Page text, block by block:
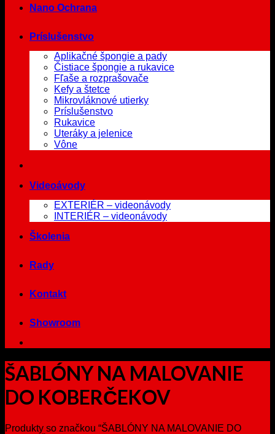
Nano Ochrana
Príslušenstvo
Aplikačné špongie a pady
Čistiace špongie a rukavice
Fľaše a rozprašovače
Kefy a štetce
Mikrovláknové utierky
Príslušenstvo
Rukavice
Uteráky a jelenice
Vône
Videoávody
EXTERIÉR – videonávody
INTERIÉR – videonávody
Školenia
Rady
Kontakt
Showroom
ŠABLÓNY NA MALOVANIE
DO KOBERČEKOV
Produkty so značkou “ŠABLÓNY NA MALOVANIE DO